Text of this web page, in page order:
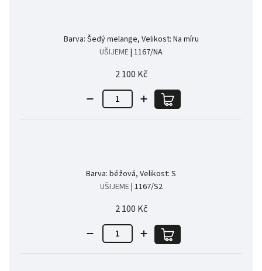
Barva: Šedý melange, Velikost: Na míru
UŠIJEME| 1167/NA
2 100 Kč
Barva: béžová, Velikost: S
UŠIJEME| 1167/S2
2 100 Kč